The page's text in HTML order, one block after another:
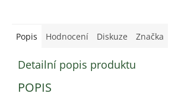
Popis Hodnocení Diskuze Značka
Detailní popis produktu
POPIS